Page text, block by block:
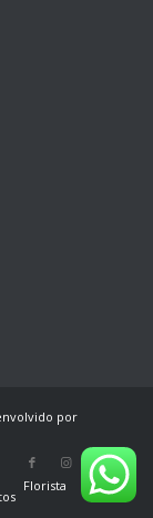
por
Florista